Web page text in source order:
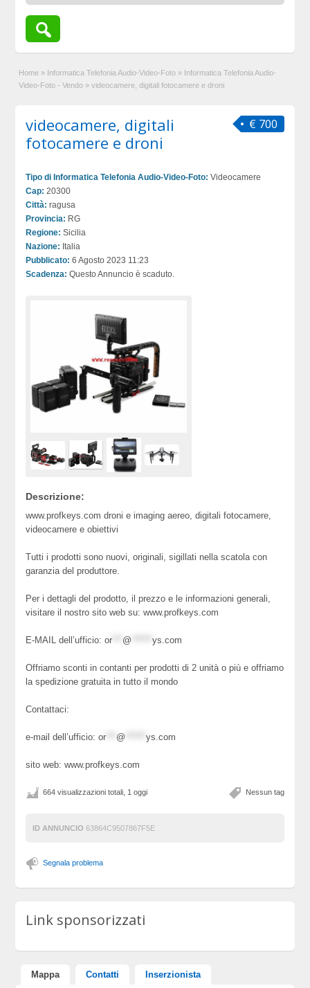
Home » Informatica Telefonia Audio-Video-Foto » Informatica Telefonia Audio-
Video-Foto - Vendo » videocamere, digitali fotocamere e droni
€ 700
videocamere, digitali
fotocamere e droni
Tipo di Informatica Telefonia Audio-Video-Foto: Videocamere
Cap: 20300
Città: ragusa
Provincia: RG
Regione: Sicilia
Nazione: Italia
Pubblicato: 6 Agosto 2023 11:23
Scadenza: Questo Annuncio è scaduto.
Descrizione:
www.profkeys.com droni e imaging aereo, digitali fotocamere,
videocamere e obiettivi
Tutti i prodotti sono nuovi, originali, sigillati nella scatola con
garanzia del produttore.
Per i dettagli del prodotto, il prezzo e le informazioni generali,
visitare il nostro sito web su: www.profkeys.com
E-MAIL dell’ufficio:or*** @ ******ys.com
Offriamo sconti in contanti per prodotti di 2 unità o più e offriamo
la spedizione gratuita in tutto il mondo
Contattaci:
e-mail dell’ufficio:or*** @ ******ys.com
sito web: www.profkeys.com
Nessun tag
664 visualizzazioni totali, 1 oggi
ID ANNUNCIO 63864C9507867F5E
Segnala problema
Link sponsorizzati
Mappa Contatti Inserzionista